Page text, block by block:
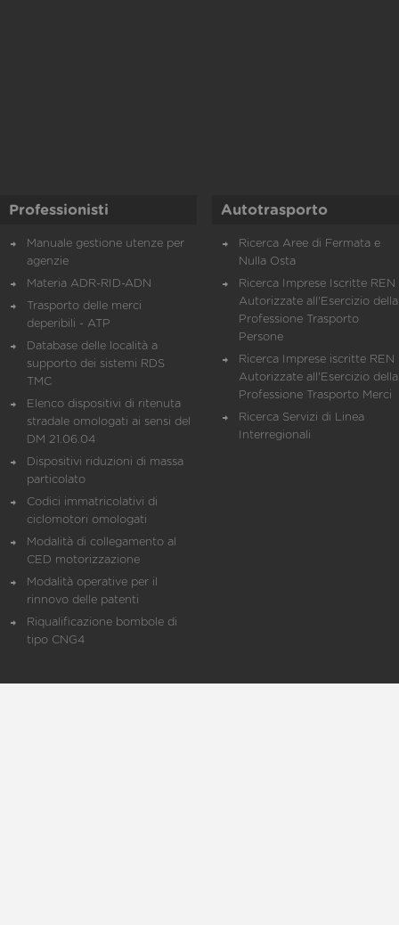
Professionisti
Manuale gestione utenze per
agenzie
Materia ADR-RID-ADN
Trasporto delle merci
deperibili - ATP
Database delle località a
supporto dei sistemi RDS
TMC
Elenco dispositivi di ritenuta
stradale omologati ai sensi del
DM 21.06.04
Dispositivi riduzioni di massa
particolato
Codici immatricolativi di
ciclomotori omologati
Modalità di collegamento al
CED motorizzazione
Modalità operative per il
rinnovo delle patenti
Riqualificazione bombole di
tipo CNG4
Autotrasporto
Ricerca Aree di Fermata e
Nulla Osta
Ricerca Imprese Iscritte REN
Autorizzate all'Esercizio della
Professione Trasporto
Persone
Ricerca Imprese iscritte REN
Autorizzate all'Esercizio della
Professione Trasporto Merci
Ricerca Servizi di Linea
Interregionali